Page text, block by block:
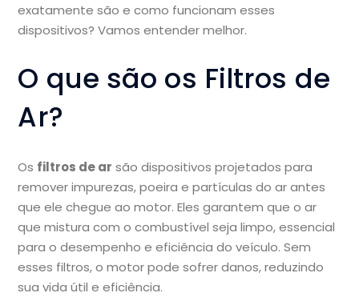
exatamente são e como funcionam esses
dispositivos? Vamos entender melhor.
O que são os Filtros de
Ar?
Os filtros de ar são dispositivos projetados para
remover impurezas, poeira e partículas do ar antes
que ele chegue ao motor. Eles garantem que o ar
que mistura com o combustível seja limpo, essencial
para o desempenho e eficiência do veículo. Sem
esses filtros, o motor pode sofrer danos, reduzindo
sua vida útil e eficiência.